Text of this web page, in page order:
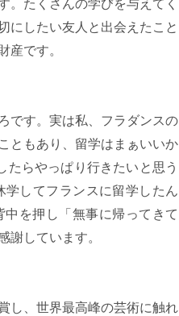
。たくさんの学びを与えてく
にしたい友人と出会えたこと
産です。
です。実は私、フラダンスの
ともあり、留学はまぁいいか
たらやっぱり行きたいと思う
してフランスに留学したん
を押し「無事に帰ってきて
謝しています。
し、世界最高峰の芸術に触れ